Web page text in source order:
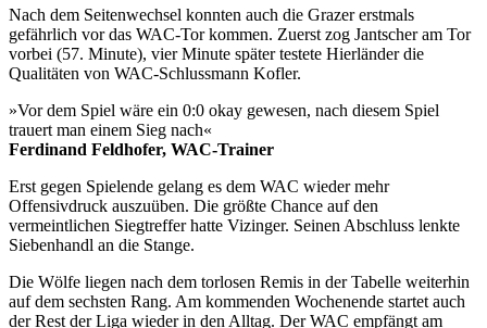
Nach dem Seitenwechsel konnten auch die Grazer erstmals
gefährlich vor das WAC-Tor kommen. Zuerst zog Jantscher am Tor
vorbei (57. Minute), vier Minute später testete Hierländer die
Qualitäten von WAC-Schlussmann Kofler.
»Vor dem Spiel wäre ein 0:0 okay gewesen, nach diesem Spiel
trauert man einem Sieg nach«
Ferdinand Feldhofer, WAC-Trainer
Erst gegen Spielende gelang es dem WAC wieder mehr
Offensivdruck auszuüben. Die größte Chance auf den
vermeintlichen Siegtreffer hatte Vizinger. Seinen Abschluss lenkte
Siebenhandl an die Stange.
Die Wölfe liegen nach dem torlosen Remis in der Tabelle weiterhin
auf dem sechsten Rang. Am kommenden Wochenende startet auch
der Rest der Liga wieder in den Alltag. Der WAC empfängt am